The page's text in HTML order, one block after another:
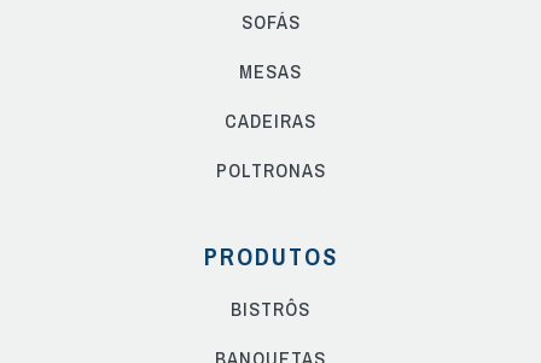
SOFÁS
MESAS
CADEIRAS
POLTRONAS
PRODUTOS
BISTRÔS